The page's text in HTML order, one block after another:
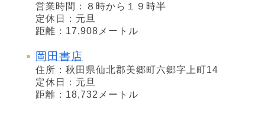
営業時間：８時から１９時半
定休日：元旦
距離：17,908メートル
岡田書店
住所：秋田県仙北郡美郷町六郷字上町14
定休日：元旦
距離：18,732メートル